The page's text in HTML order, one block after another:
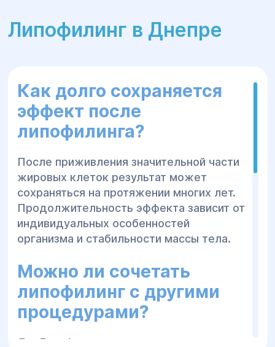
Липофилинг в Днепре
Как долго сохраняется
эффект после
липофилинга?
После приживления значительной части
жировых клеток результат может
сохраняться на протяжении многих лет.
Продолжительность эффекта зависит от
индивидуальных особенностей
организма и стабильности массы тела.
Можно ли сочетать
липофилинг с другими
процедурами?
Да. Липофилинг часто сочетают с